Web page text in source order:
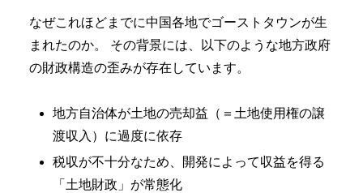
なぜこれほどまでに中国各地でゴーストタウンが生
まれたのか。 その背景には、以下のような地方政府
の財政構造の歪みが存在しています。
地方自治体が土地の売却益（＝土地使用権の譲
渡収入）に過度に依存
税収が不十分なため、開発によって収益を得る
「土地財政」が常態化